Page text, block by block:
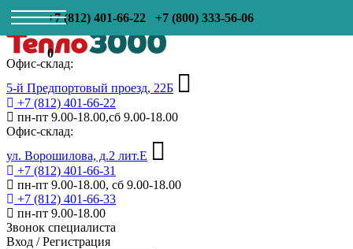
+7 (812) 401-66-22 +7 (800) 333-56-06
0
Офис-склад:
5-й Предпортовый проезд, 22Б
+7 (812) 401-66-22
пн-пт 9.00-18.00,сб 9.00-18.00
Офис-склад:
ул. Ворошилова, д.2 лит.Е
+7 (812) 401-66-31
пн-пт 9.00-18.00, сб 9.00-18.00
+7 (812) 401-66-33
пн-пт 9.00-18.00
Звонок специалиста
Вход /Регистрация